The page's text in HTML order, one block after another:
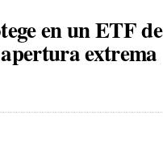
en un ETF de
extrema